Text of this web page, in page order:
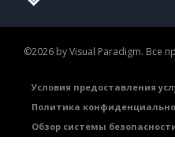
©2026 by Visual Paradigm. Все
Условия предоставления
Политика
Обзор системы